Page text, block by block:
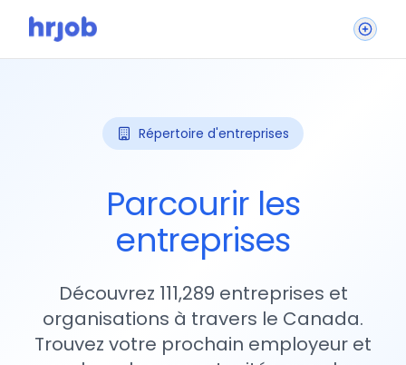
Répertoire d'entreprises
Parcourir les
entreprises
Découvrez 111,289 entreprises et
organisations à travers le Canada.
Trouvez votre prochain employeur et